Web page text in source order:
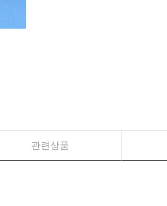
관련상품